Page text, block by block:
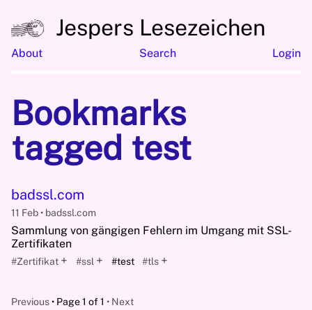
Jespers Lesezeichen
About Search Login
Bookmarks
tagged test
badssl.com
11 Feb badssl.com
Sammlung von gängigen Fehlern im Umgang mit SSL-
Zertifikaten
#Zertifikat + #ssl + #test #tls +
Previous Page 1 of 1 Next